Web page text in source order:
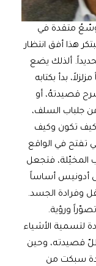
متقدة في
هذا أفق انتظار
ألذلك يضع
بدأ بكتابه
لكن لا ليشرح قصيدتهُ، أو
جلباب السلف،
كيف تكون وكيف
في الواقع
المخيّلة، فتجعل
أدونيس أساساً
وفرادة الجسد.
ورؤية.
لتسمية الأشياء
قصيدته، وحين
سبكت من